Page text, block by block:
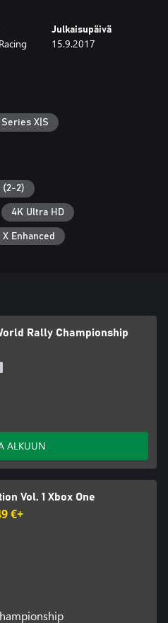
Julkaisupäivä
15.9.2017
Series X|S
(2-2)
4K Ultra HD
Enhanced
Rally Championship
ALKUUN
Vol. 1 Xbox One
€+